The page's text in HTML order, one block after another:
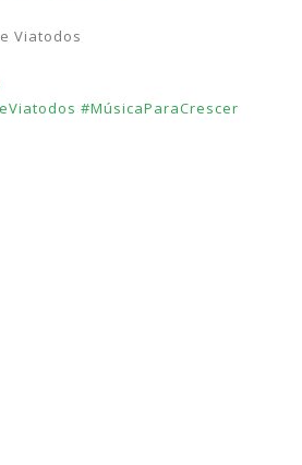
Viatodos
#MúsicaParaCrescer